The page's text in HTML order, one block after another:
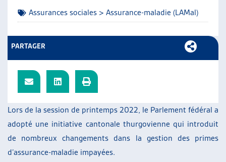
Lors de la session de printemps 2022, le Parlement fédéral a
adopté une initiative cantonale thurgovienne qui introduit
de nombreux changements dans la gestion des primes
d’assurance-maladie impayées.
Assurances sociales > Assurance-maladie (LAMal)
PARTAGER